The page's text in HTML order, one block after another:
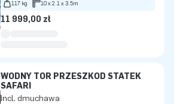
117 kg 10 x 2.1 x 3.5m
11 999,00 zł
WODNY TOR PRZESZKÓD STATEK
SAFARI
Incl. dmuchawa